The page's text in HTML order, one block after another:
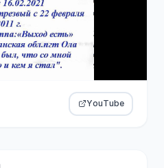
YouTube